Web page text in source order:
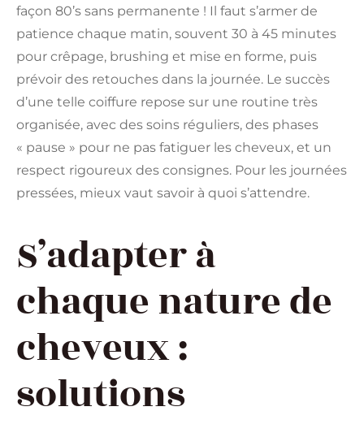
façon 80’s sans permanente ! Il faut s’armer de
patience chaque matin, souvent 30 à 45 minutes
pour crêpage, brushing et mise en forme, puis
prévoir des retouches dans la journée. Le succès
d’une telle coiffure repose sur une routine très
organisée, avec des soins réguliers, des phases
« pause » pour ne pas fatiguer les cheveux, et un
respect rigoureux des consignes. Pour les journées
pressées, mieux vaut savoir à quoi s’attendre.
S’adapter à
chaque nature de
cheveux :
solutions